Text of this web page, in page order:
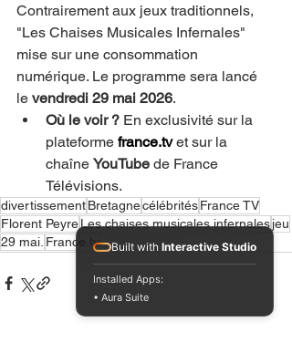
Contrairement aux jeux traditionnels,
"Les Chaises Musicales Infernales"
mise sur une consommation
numérique. Le programme sera lancé
le vendredi 29 mai 2026.
Où le voir ? En exclusivité sur la
plateforme france.tv et sur la
chaîne YouTube de France
Télévisions.
divertissementBretagnecélébritésFrance TV
Florent PeyreLes chaises musicales infernalesjeu
29 mai. France.tv Built with Interactive Studio
Installed Apps:
• Aura Suite